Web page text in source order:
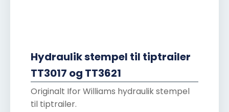
Hydraulik stempel til tiptrailer
TT3017 og TT3621
Originalt Ifor Williams hydraulik stempel
til tiptrailer.